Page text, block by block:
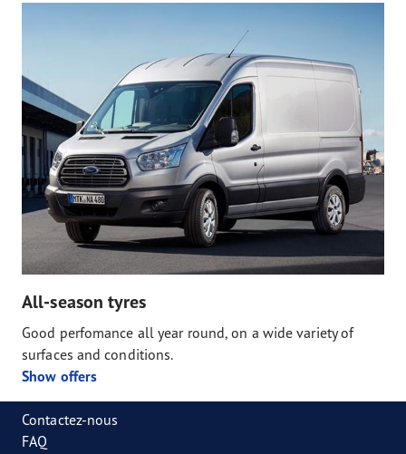
All-season tyres
Good perfomance all year round, on a wide variety of
surfaces and conditions.
Show offers
Contactez-nous
FAQ